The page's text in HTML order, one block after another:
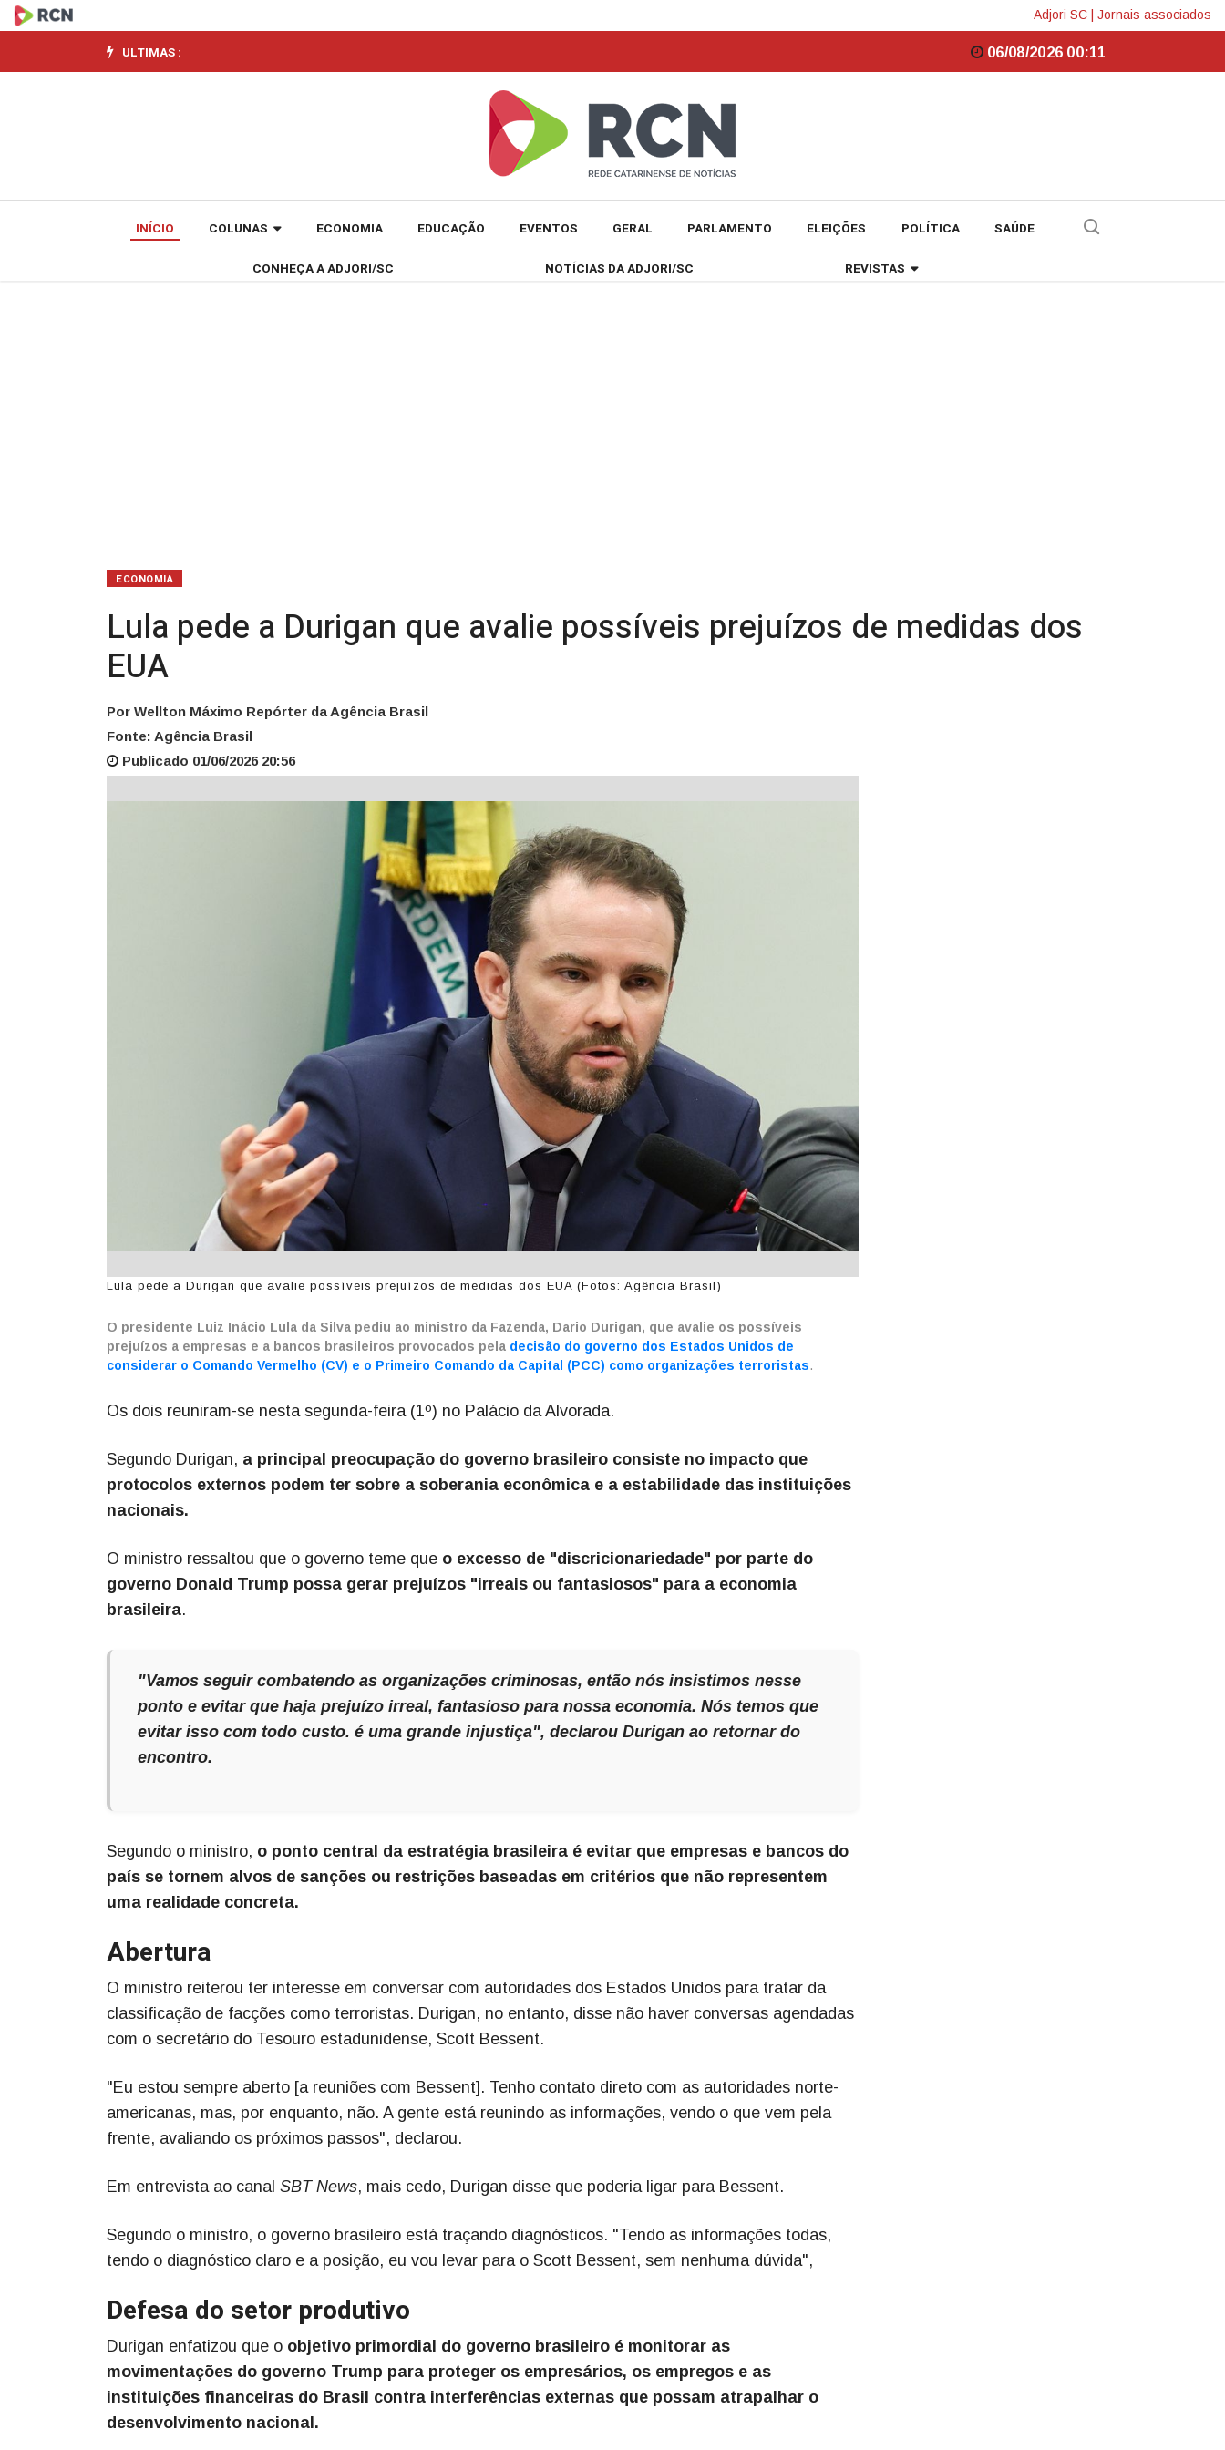
Lula
pede
avalie
possíveis
Adjori SC Jornais associados
ULTIMAS : 06/08/2026 00:11
INÍCIO COLUNAS ECONOMIA EDUCAÇÃO EVENTOS GERAL PARLAMENTO ELEIÇÕES POLÍTICA SAÚDE
CONHEÇA A ADJORI/SC NOTÍCIAS DA ADJORI/SC REVISTAS
ECONOMIA
Lula pede a Durigan que avalie possíveis prejuízos de medidas dos
EUA
Por Wellton Máximo Repórter da Agência Brasil
Fonte: Agência Brasil
Publicado 01/06/2026 20:56
Lula pede a Durigan que avalie possíveis prejuízos de medidas dos EUA (Fotos: Agência Brasil)
O presidente Luiz Inácio Lula da Silva pediu ao ministro da Fazenda, Dario Durigan, que avalie os possíveis
prejuízos a empresas e a bancos brasileiros provocados pela decisão do governo dos Estados Unidos de
considerar o Comando Vermelho (CV) e o Primeiro Comando da Capital (PCC) como organizações terroristas.
Os dois reuniram-se nesta segunda-feira (1º) no Palácio da Alvorada.
Segundo Durigan, a principal preocupação do governo brasileiro consiste no impacto que
protocolos externos podem ter sobre a soberania econômica e a estabilidade das instituições
nacionais.
O ministro ressaltou que o governo teme que o excesso de "discricionariedade" por parte do
governo Donald Trump possa gerar prejuízos "irreais ou fantasiosos" para a economia
brasileira.
"Vamos seguir combatendo as organizações criminosas, então nós insistimos nesse
ponto e evitar que haja prejuízo irreal, fantasioso para nossa economia. Nós temos que
evitar isso com todo custo. é uma grande injustiça", declarou Durigan ao retornar do
encontro.
Segundo o ministro, o ponto central da estratégia brasileira é evitar que empresas e bancos do
país se tornem alvos de sanções ou restrições baseadas em critérios que não representem
uma realidade concreta.
Abertura
O ministro reiterou ter interesse em conversar com autoridades dos Estados Unidos para tratar da
classificação de facções como terroristas. Durigan, no entanto, disse não haver conversas agendadas
com o secretário do Tesouro estadunidense, Scott Bessent.
"Eu estou sempre aberto [a reuniões com Bessent]. Tenho contato direto com as autoridades norte-
americanas, mas, por enquanto, não. A gente está reunindo as informações, vendo o que vem pela
frente, avaliando os próximos passos", declarou.
Em entrevista ao canal SBT News, mais cedo, Durigan disse que poderia ligar para Bessent.
Segundo o ministro, o governo brasileiro está traçando diagnósticos. "Tendo as informações todas,
tendo o diagnóstico claro e a posição, eu vou levar para o Scott Bessent, sem nenhuma dúvida",
Defesa do setor produtivo
Durigan enfatizou que o objetivo primordial do governo brasileiro é monitorar as
movimentações do governo Trump para proteger os empresários, os empregos e as
instituições financeiras do Brasil contra interferências externas que possam atrapalhar o
desenvolvimento nacional.